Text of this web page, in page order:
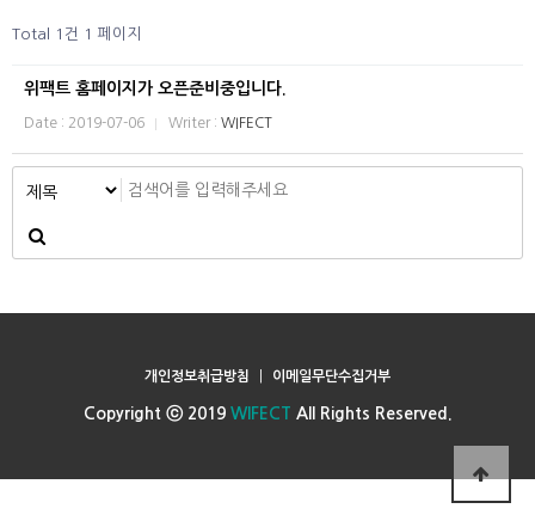
Total 1건 1 페이지
위팩트 홈페이지가 오픈준비중입니다.
Date : 2019-07-06 Writer : WIFECT
개인정보취급방침 이메일무단수집거부
Copyright ⓒ 2019 WIFECT All Rights Reserved.